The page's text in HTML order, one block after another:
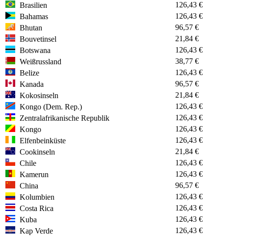
Brasilien
126,43 €
Bahamas
126,43 €
Bhutan
96,57 €
Bouvetinsel
21,84 €
Botswana
126,43 €
Weißrussland
38,77 €
Belize
126,43 €
Kanada
96,57 €
Kokosinseln
21,84 €
Kongo (Dem. Rep.)
126,43 €
Zentralafrikanische Republik
126,43 €
Kongo
126,43 €
Elfenbeinküste
126,43 €
Cookinseln
21,84 €
Chile
126,43 €
Kamerun
126,43 €
China
96,57 €
Kolumbien
126,43 €
Costa Rica
126,43 €
Kuba
126,43 €
Kap Verde
126,43 €